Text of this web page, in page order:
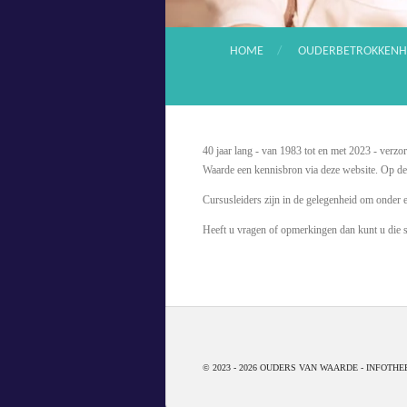
HOME
40 jaar lang - van 1983 tot en met 2023 -
Waarde een kennisbron via deze website. Op
Cursusleiders zijn in de gelegenheid om onder
Heeft u vragen of opmerkingen dan kunt u die
© 2023 - 2026 OUDERS VAN WAARDE -